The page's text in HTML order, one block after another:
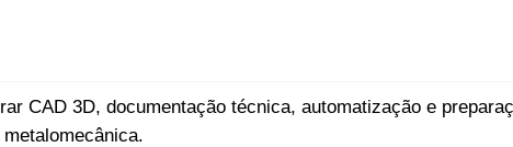
CAD 3D, documentação técnica, automatização e